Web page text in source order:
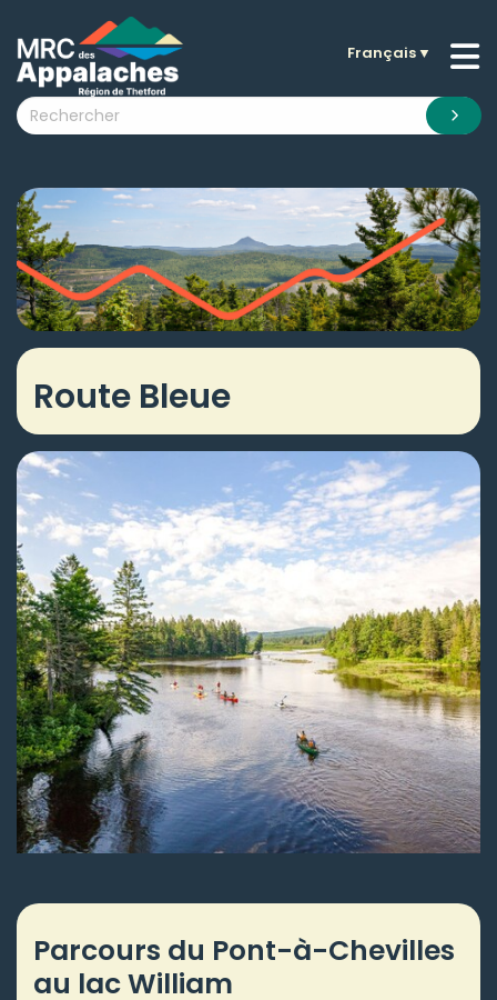
submenu (La MRC )
submenu (Citoyens )
submenu (Visiteurs )
submenu (Nouvelles )
submenu (Documentation )
Français▼
Route Bleue
Parcours du Pont-à-Chevilles
au lac William